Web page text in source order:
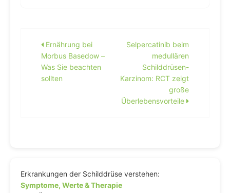
Beitragsnavigation
Ernährung bei
Morbus Basedow –
Was Sie beachten
sollten
Selpercatinib beim
medullären
Schilddrüsen-
Karzinom: RCT zeigt
große
Überlebensvorteile
Erkrankungen der Schilddrüse verstehen:
Symptome, Werte & Therapie